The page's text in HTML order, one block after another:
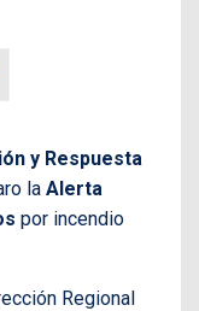
y Respuesta
la Alerta
por incendio
Regional